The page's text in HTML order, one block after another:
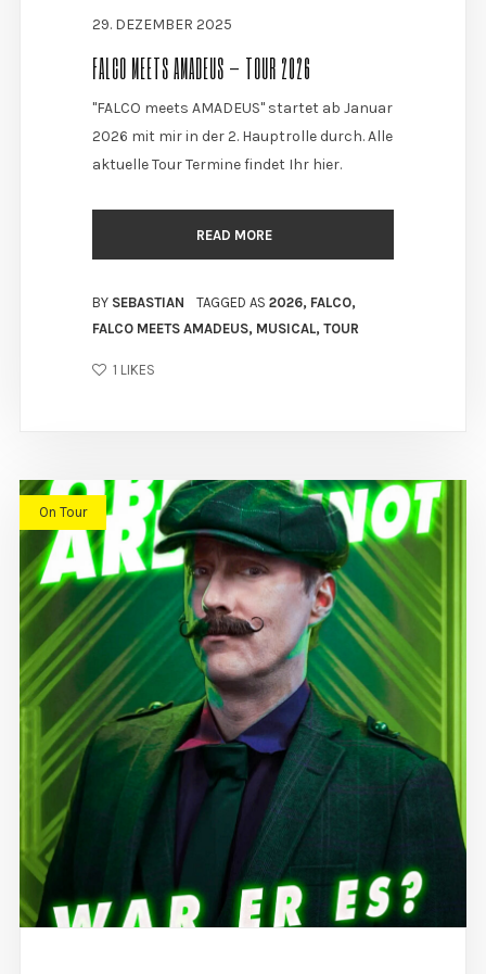
29. DEZEMBER 2025
FALCO MEETS AMADEUS – TOUR 2026
"FALCO meets AMADEUS" startet ab Januar
2026 mit mir in der 2. Hauptrolle durch. Alle
aktuelle Tour Termine findet Ihr hier.
READ MORE
BY SEBASTIAN TAGGED AS 2026, FALCO,
FALCO MEETS AMADEUS, MUSICAL, TOUR
1 LIKES
On Tour